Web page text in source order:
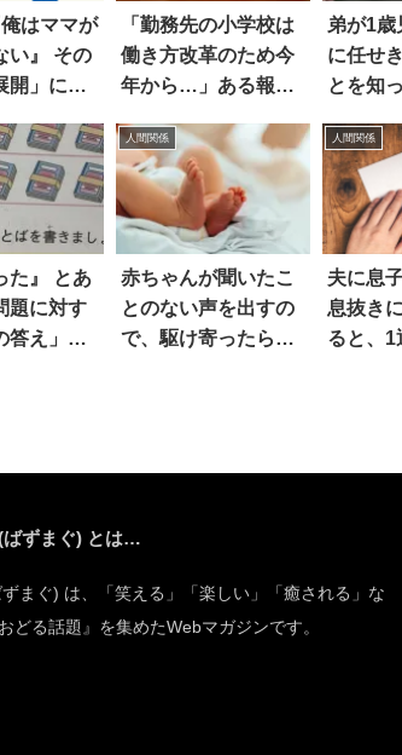
はママが
い』 その
開」に吹
「勤務先の小学校は
働き方改革のため今
年から…」ある報告
弟が1歳
に任せ
とを知
た』 とあ
題に対す
え」
人間関係
赤ちゃんが聞いたこ
とのない声を出すの
で、駆け寄ったら…
人間関係
夫に息
息抜き
ると、1
ずまぐ) とは…
まぐ) は、「笑える」「楽しい」「癒される」な
どる話題』を集めたWebマガジンです。